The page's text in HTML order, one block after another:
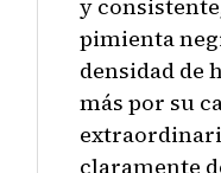
y
pimienta
densidad de
más por su
claramente